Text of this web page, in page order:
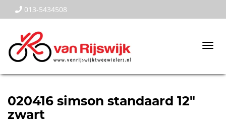
013-5434508
020416 simson standaard 12"
zwart